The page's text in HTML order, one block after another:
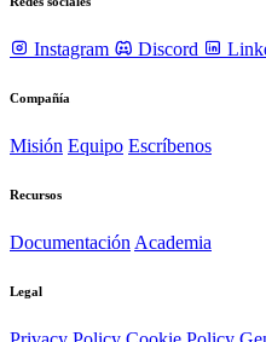
Instagram Discord
Compañía
Misión Equipo Escríbenos
Recursos
Documentación Academia
Legal